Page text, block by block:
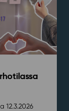
12.3.2026